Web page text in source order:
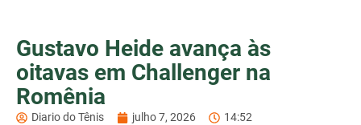
Gustavo Heide avança às
oitavas em Challenger na
Romênia
Diario do Tênis julho 7, 2026
14:52